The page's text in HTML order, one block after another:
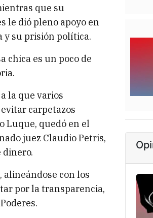
que su
le dió pleno apoyo en
y su prisión política.
chica es un poco de
la que varios
carpetazos
Luque, quedó en el
juez Claudio Petris,
dinero.
con los
por la transparencia,